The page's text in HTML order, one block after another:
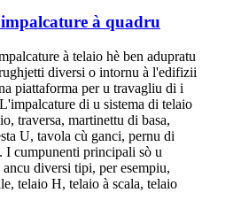
à quadru
à telaio hè ben adupratu
diversi o intornu à l'edifizii
piattaforma per u travagliu di i
di u sistema di telaio
traversa, martinettu di basa,
U, tavola cù ganci, pernu di
I cumpunenti principali sò u
diversi tipi, per esempiu,
telaio H, telaio à scala, telaio